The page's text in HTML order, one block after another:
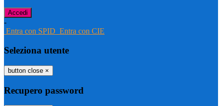
-
Entra con SPID Entra con CIE
Seleziona utente
button close ×
Recupero password